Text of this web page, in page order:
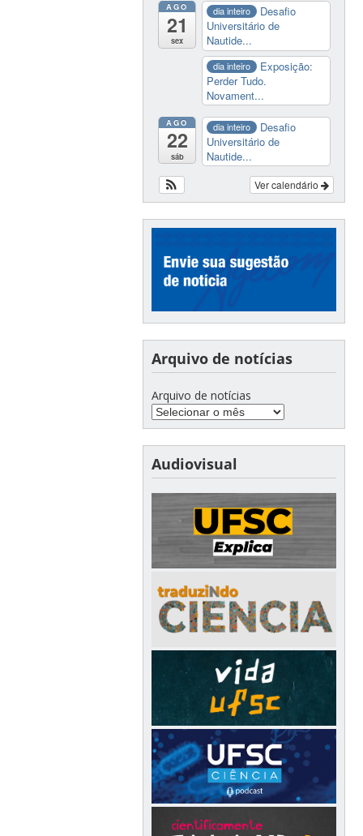
AGO
21
sex
dia inteiro
Desafio
Universitário de
Nautide...
dia inteiro
Exposição:
Perder Tudo.
Novament...
AGO
22
sáb
dia inteiro
Desafio
Universitário de
Nautide...
Ver calendário
Arquivo de notícias
Arquivo de notícias
Audiovisual